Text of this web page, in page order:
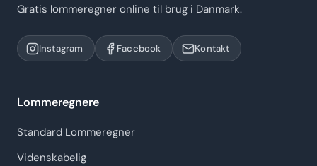
Gratis lommeregner online til brug i Danmark.
Instagram Facebook Kontakt
Lommeregnere
Standard Lommeregner
Videnskabelig